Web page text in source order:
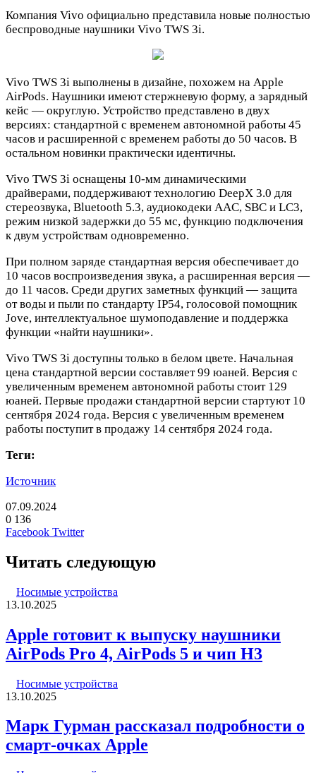
Компания Vivo официально представила новые полностью
беспроводные наушники Vivo TWS 3i.
Vivo TWS 3i выполнены в дизайне, похожем на Apple
AirPods. Наушники имеют стержневую форму, а зарядный
кейс — округлую. Устройство представлено в двух
версиях: стандартной с временем автономной работы 45
часов и расширенной с временем работы до 50 часов. В
остальном новинки практически идентичны.
Vivo TWS 3i оснащены 10-мм динамическими
драйверами, поддерживают технологию DeepX 3.0 для
стереозвука, Bluetooth 5.3, аудиокодеки AAC, SBC и LC3,
режим низкой задержки до 55 мс, функцию подключения
к двум устройствам одновременно.
При полном заряде стандартная версия обеспечивает до
10 часов воспроизведения звука, а расширенная версия —
до 11 часов. Среди других заметных функций — защита
от воды и пыли по стандарту IP54, голосовой помощник
Jove, интеллектуальное шумоподавление и поддержка
функции «найти наушники».
Vivo TWS 3i доступны только в белом цвете. Начальная
цена стандартной версии составляет 99 юаней. Версия с
увеличенным временем автономной работы стоит 129
юаней. Первые продажи стандартной версии стартуют 10
сентября 2024 года. Версия с увеличенным временем
работы поступит в продажу 14 сентября 2024 года.
Теги:
Источник
07.09.2024
0 136
Facebook TwitterLinkedIn
Pinterest
Вконтакте
Одноклассники
Skype
WhatsApp
Telegram
Viber
Читать следующую
Носимые устройства
13.10.2025
Apple готовит к выпуску наушники
AirPods Pro 4, AirPods 5 и чип H3
Носимые устройства
13.10.2025
Марк Гурман рассказал подробности о
смарт-очках Apple